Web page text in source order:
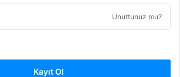
Unuttunuz mu?
Kayıt Ol